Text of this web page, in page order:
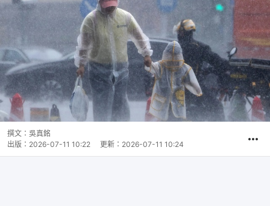
撰文： 吳真銘
出版： 2026-07-11 10:22 更新： 2026-07-11 10:24